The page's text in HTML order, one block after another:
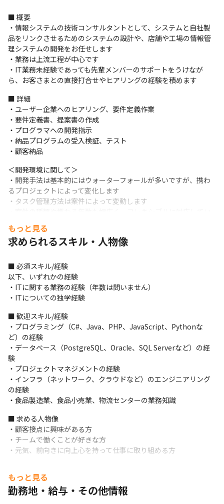
■ 概要
・情報システムの技術コンサルタントとして、システムと自社製
品をリンクさせるためのシステムの設計や、店舗や工場の情報管
理システムの開発をお任せします
・業務は上流工程が中心です
・IT業務未経験であっても先輩メンバーのサポートをうけなが
ら、お客さまとの直接打合せやヒアリングの経験を積めます
■ 詳細
・ユーザー企業へのヒアリング、要件定義作業
・要件定義書、提案書の作成
・プログラマへの開発指示
・納品プログラムの受入検証、テスト
・顧客納品
＜開発環境に関して＞
・開発手法は基本的にはウォーターフォールが多いですが、携わ
るプロジェクトによって変化します
・タスク管理方法は案件によって変動します
＜案件例＞
案件
・大手小売業向けのラベリングマシンの制御を行う仕組みを
Azureを用いて構築する案件
■ この仕事の面白み、魅力
・食のインフラに関わる製造、配送、販売の現場に近い立場で製
品を開発しており、専門的な業務知識を身に付けることができま
す
・社会的にDX（デジタルトランスフォーメーション）への期待が
高まる中で、IoTをはじめ、機械と連動したITソリューションのご
要望に応える市場価値の高いエンジニアとして活躍できます
・世界2位のシェア率を誇る、顧客からの高い信頼を得ているプロ
ダクトに携われます
もっと見る
求められるスキル・人物像
■ 必須スキル/経験
以下、いずれかの経験
・ITに関する業務の経験（年数は問いません）
・ITについての独学経験
■ 歓迎スキル/経験
・プログラミング（C#、Java、PHP、JavaScript、Pythonな
ど）の経験
・データベース（PostgreSQL、Oracle、SQL Serverなど）の経
験
・プロジェクトマネジメントの経験
・インフラ（ネットワーク、クラウドなど）のエンジニアリング
の経験
・食品製造業、食品小売業、物流センターの業務知識
■ 求める人物像
・顧客接点に興味がある方
・チームで働くことが好きな方
・元気、前向きに向上心を持って仕事に取り組める方
もっと見る
勤務地・給与・その他情報